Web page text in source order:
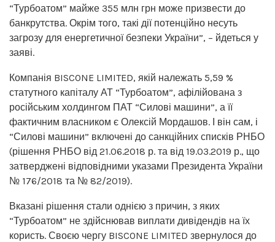
“Турбоатом” майже 355 млн грн може призвести до
банкрутства. Окрім того, такі дії потенційно несуть
загрозу для енергетичної безпеки України”, – йдеться у
заяві.
Компанія BISCONE LIMITED, якій належать 5,59 %
статутного капіталу АТ “Турбоатом”, афілійована з
російським холдингом ПАТ “Силові машини”, а її
фактичним власником є Олексій Мордашов. І він сам, і
“Силові машини” включені до санкційних списків РНБО
(рішення РНБО від 21.06.2018 р. та від 19.03.2019 р., що
затверджені відповідними указами Президента України
№ 176/2018 та № 82/2019).
Вказані рішення стали однією з причин, з яких
“Турбоатом” не здійснював виплати дивідендів на їх
користь. Своєю чергу BISCONE LIMITED звернулося до